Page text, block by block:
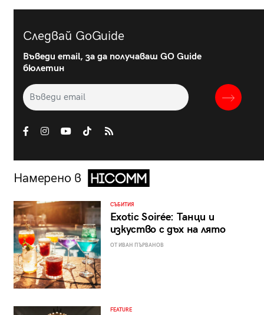
Следвай GoGuide
Въведи email, за да получаваш GO Guide
бюлетин
Намерено в
СЪБИТИЯ
Exotic Soirée: Танци и
изкуство с дъх на лято
ОТ ИВАН ПЪРВАНОВ
FEATURE